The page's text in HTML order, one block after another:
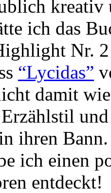
kreativ
ich das
Nr.
“Lycidas”
damit
ihren
ich einen
entdeckt!